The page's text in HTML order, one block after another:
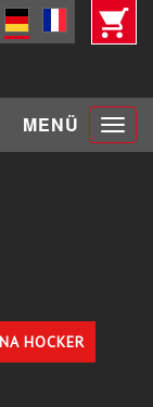
MENÜ Toggle
HOCKER